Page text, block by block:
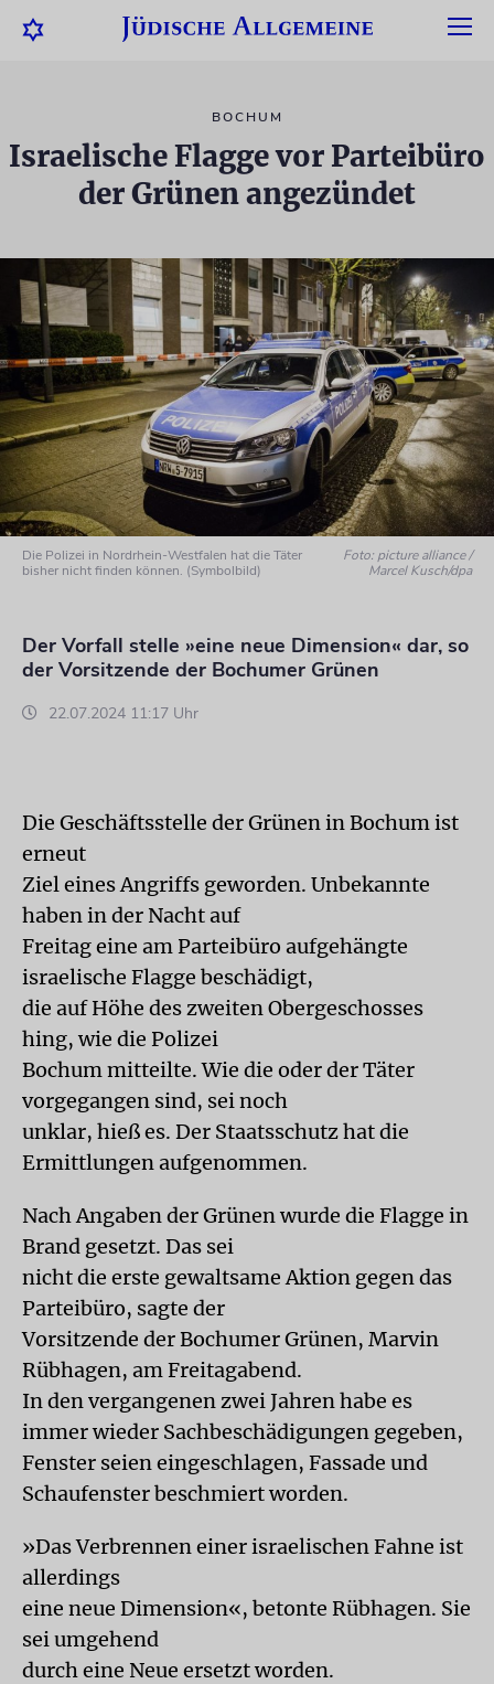
BOCHUM
Israelische Flagge vor Parteibüro
der Grünen angezündet
Die Polizei in Nordrhein-Westfalen hat die Täter
bisher nicht finden können. (Symbolbild)
Foto: picture alliance /
Marcel Kusch/dpa
Der Vorfall stelle »eine neue Dimension« dar, so
der Vorsitzende der Bochumer Grünen
22.07.2024 11:17 Uhr
Die Geschäftsstelle der Grünen in Bochum ist
erneut
Ziel eines Angriffs geworden. Unbekannte
haben in der Nacht auf
Freitag eine am Parteibüro aufgehängte
israelische Flagge beschädigt,
die auf Höhe des zweiten Obergeschosses
hing, wie die Polizei
Bochum mitteilte. Wie die oder der Täter
vorgegangen sind, sei noch
unklar, hieß es. Der Staatsschutz hat die
Ermittlungen aufgenommen.
Nach Angaben der Grünen wurde die Flagge in
Brand gesetzt. Das sei
nicht die erste gewaltsame Aktion gegen das
Parteibüro, sagte der
Vorsitzende der Bochumer Grünen, Marvin
Rübhagen, am Freitagabend.
In den vergangenen zwei Jahren habe es
immer wieder Sachbeschädigungen gegeben,
Fenster seien eingeschlagen, Fassade und
Schaufenster beschmiert worden.
»Das Verbrennen einer israelischen Fahne ist
allerdings
eine neue Dimension«, betonte Rübhagen. Sie
sei umgehend
durch eine Neue ersetzt worden.